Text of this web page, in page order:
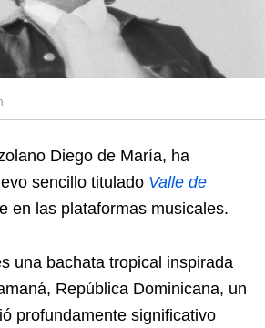
Diego de María, ha
sencillo titulado Valle de
en las plataformas musicales.
una bachata tropical inspirada
República Dominicana, un
profundamente significativo